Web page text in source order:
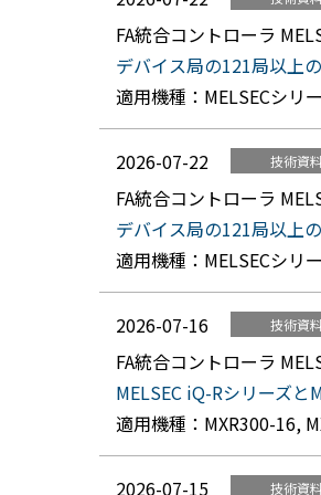
FA統合コントローラ
デバイス局の121局以上
適用機種：MELSECシリ
2026-07-22 技術資料
FA統合コントローラ
デバイス局の121局以上
適用機種：MELSECシリ
2026-07-16 技術資料
FA統合コントローラ
MELSEC iQ-Rシリーズ
適用機種：MXR300-16,
2026-07-15 技術資料